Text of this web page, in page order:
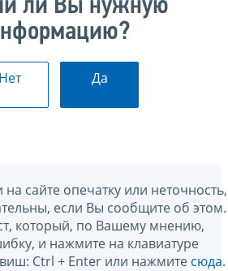
ли Вы нужную
Нет Да
сайте опечатку или неточность,
если Вы сообщите об этом.
который, по Вашему мнению,
и нажмите на клавиатуре
Ctrl + Enter или нажмите сюда.